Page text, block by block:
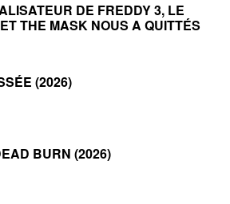
DE FREDDY 3, LE
THE MASK NOUS A QUITTÉS
(2026)
BURN (2026)